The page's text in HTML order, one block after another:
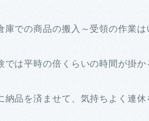
庫での商品の搬入～受領の作業
では平時の倍くらいの時間が掛か
納品を済ませて、気持ちよく連休